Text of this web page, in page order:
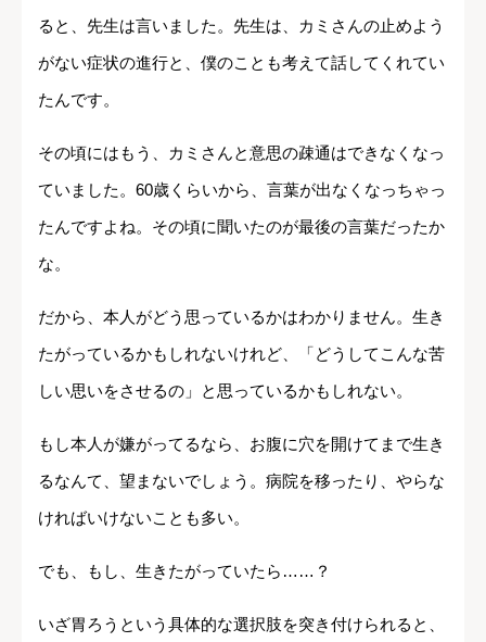
ると、先生は言いました。先生は、カミさんの止めよう
がない症状の進行と、僕のことも考えて話してくれてい
たんです。
その頃にはもう、カミさんと意思の疎通はできなくなっ
ていました。60歳くらいから、言葉が出なくなっちゃっ
たんですよね。その頃に聞いたのが最後の言葉だったか
な。
だから、本人がどう思っているかはわかりません。生き
たがっているかもしれないけれど、「どうしてこんな苦
しい思いをさせるの」と思っているかもしれない。
もし本人が嫌がってるなら、お腹に穴を開けてまで生き
るなんて、望まないでしょう。病院を移ったり、やらな
ければいけないことも多い。
でも、もし、生きたがっていたら……？
いざ胃ろうという具体的な選択肢を突き付けられると、